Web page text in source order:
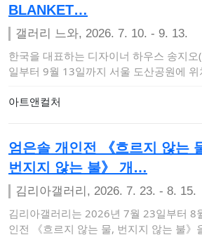
BLANKET…
갤러리 느와, 2026. 7. 10. - 9. 13.
한국을 대표하는 디자이너 하우스 송지
일부터 9월 13일까지 서울 도산공원에 위
아트앤컬처
엄은솔 개인전 《흐르지 않는
번지지 않는 불》 개…
김리아갤러리, 2026. 7. 23. - 8. 15.
김리아갤러리는 2026년 7월 23일부터 8
인전 《흐르지 않는 물, 번지지 않는 불》